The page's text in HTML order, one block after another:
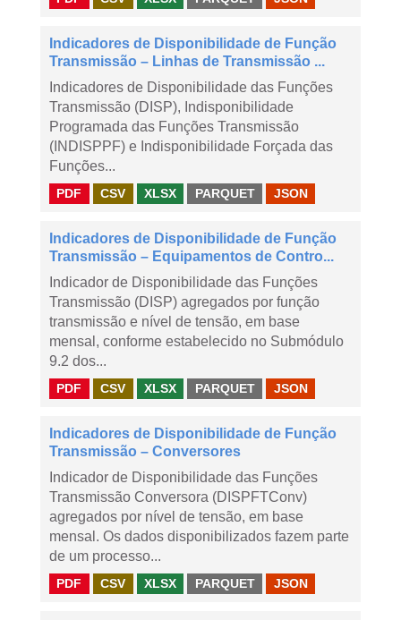
Indicadores de Disponibilidade de Função
Transmissão – Linhas de Transmissão ...
Indicadores de Disponibilidade das Funções
Transmissão (DISP), Indisponibilidade
Programada das Funções Transmissão
(INDISPPF) e Indisponibilidade Forçada das
Funções...
PDF CSV XLSX PARQUET JSON
Indicadores de Disponibilidade de Função
Transmissão – Equipamentos de Contro...
Indicador de Disponibilidade das Funções
Transmissão (DISP) agregados por função
transmissão e nível de tensão, em base
mensal, conforme estabelecido no Submódulo
9.2 dos...
PDF CSV XLSX PARQUET JSON
Indicadores de Disponibilidade de Função
Transmissão – Conversores
Indicador de Disponibilidade das Funções
Transmissão Conversora (DISPFTConv)
agregados por nível de tensão, em base
mensal. Os dados disponibilizados fazem parte
de um processo...
PDF CSV XLSX PARQUET JSON